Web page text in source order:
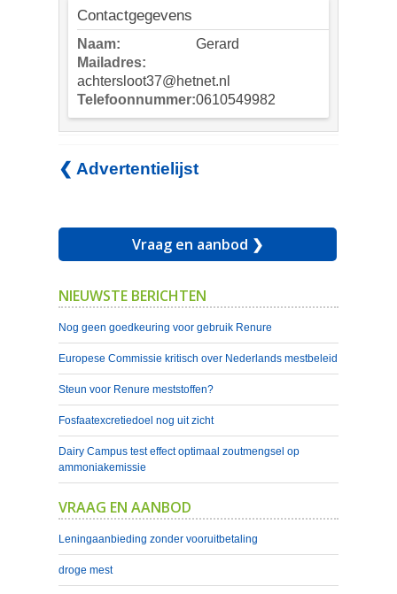
Contactgegevens
Naam:
Gerard
Mailadres:
achtersloot37@hetnet.nl
Telefoonnummer:0610549982
❮ Advertentielijst
Vraag en aanbod ❯
NIEUWSTE BERICHTEN
Nog geen goedkeuring voor gebruik Renure
Europese Commissie kritisch over Nederlands mestbeleid
Steun voor Renure meststoffen?
Fosfaatexcretiedoel nog uit zicht
Dairy Campus test effect optimaal zoutmengsel op
ammoniakemissie
VRAAG EN AANBOD
Leningaanbieding zonder vooruitbetaling
droge mest